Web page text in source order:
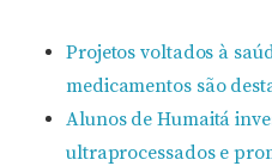
Projetos voltados à
medicamentos são
Alunos de Humaitá
ultraprocessados e